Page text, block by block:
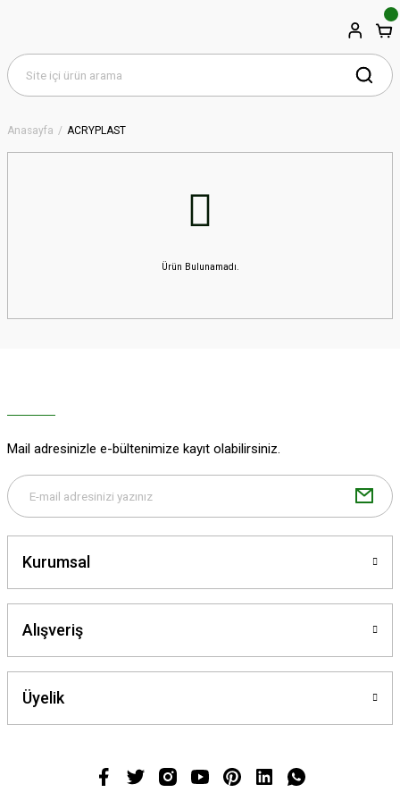
Anasayfa ACRYPLAST
Ürün Bulunamadı.
Mail adresinizle e-bültenimize kayıt olabilirsiniz.
Kurumsal
Alışveriş
Üyelik